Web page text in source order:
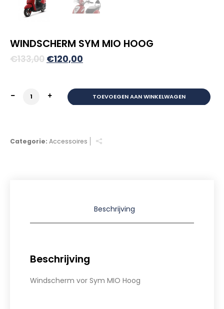
WINDSCHERM SYM MIO HOOG
€133,00 Oorspronkelijke
€133,00.
€120,00
is:
€120,00.
WINDSCHERM SYM MIO HOOG aantal
TOEVOEGEN AAN WINKELWAGEN
Categorie: Accessoires
Beschrijving
Beschrijving
Windscherm vor Sym MIO Hoog